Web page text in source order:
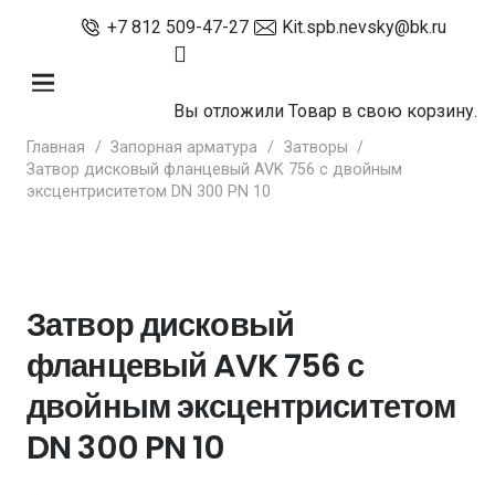
+7 812 509-47-27 Kit.spb.nevsky@bk.ru
Вы отложилиТовар в свою корзину.
Главная / Запорная арматура / Затворы /
Затвор дисковый фланцевый AVK 756 с двойным
эксцентриситетом DN 300 PN 10
Затвор дисковый
фланцевый AVK 756 с
двойным эксцентриситетом
DN 300 PN 10